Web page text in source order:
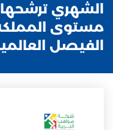
الشهري
مستوى المملكة
الفيصل